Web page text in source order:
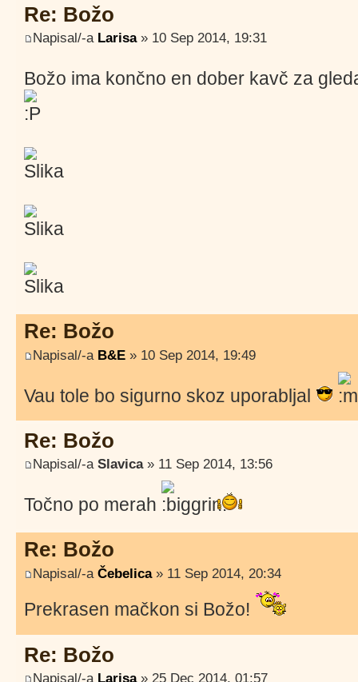
Re: Božo
Napisal/-a Larisa» 10 Sep 2014, 19:31
Božo ima končno en dober kavč za
Re: Božo
Napisal/-a B&E » 10 Sep 2014, 19:49
Vau tole bo sigurno skoz uporabljal
Re: Božo
Napisal/-a Slavica» 11 Sep 2014, 13:56
Točno po merah
Re: Božo
Napisal/-a Čebelica» 11 Sep 2014, 20:34
Prekrasen mačkon si Božo!
Re: Božo
Napisal/-a Larisa» 25 Dec 2014, 01:57